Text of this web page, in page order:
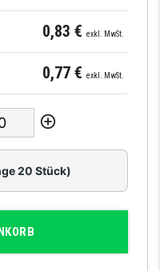
0,83 €exkl. MwSt.
0,77 €exkl. MwSt.
20 Stück)